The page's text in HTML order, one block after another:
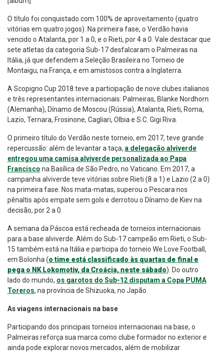
O título foi conquistado com 100% de aproveitamento (quatro
vitórias em quatro jogos). Na primeira fase, o Verdão havia
vencido o Atalanta, por 1 a 0, e o Rieti, por 4 a 0. Vale destacar que
sete atletas da categoria Sub-17 desfalcaram o Palmeiras na
Itália, já que defendem a Seleção Brasileira no Torneio de
Montaigu, na França, e em amistosos contra a Inglaterra.
A Scopigno Cup 2018 teve a participação de nove clubes italianos
e três representantes internacionais: Palmeiras, Blanke Nordhorn
(Alemanha), Dínamo de Moscou (Rússia), Atalanta, Rieti, Roma,
Lazio, Ternara, Frosinone, Cagliari, Olbia e S.C. Gigi Riva.
O primeiro título do Verdão neste torneio, em 2017, teve grande
repercussão: além de levantar a taça, a delegação alviverde
entregou uma camisa alviverde personalizada ao Papa
Francisco na Basílica de São Pedro, no Vaticano. Em 2017, a
campanha alviverde teve vitórias sobre Rieti (8 a 1) e Lazio (2 a 0)
na primeira fase. Nos mata-matas, superou o Pescara nos
pênaltis após empate sem gols e derrotou o Dínamo de Kiev na
decisão, por 2 a 0.
A semana da Páscoa está recheada de torneios internacionais
para a base alviverde. Além do Sub-17 campeão em Rieti, o Sub-
15 também está na Itália e participa do torneio We Love Football,
em Bolonha (o time está classificado às quartas de final e
pega o NK Lokomotiv, da Croácia, neste sábado). Do outro
lado do mundo, os garotos do Sub-12 disputam a Copa PUMA
Toreros, na província de Shizuoka, no Japão.
As viagens internacionais na base
Participando dos principais torneios internacionais na base, o
Palmeiras reforça sua marca como clube formador no exterior e
ainda pode explorar novos mercados, além de mobilizar